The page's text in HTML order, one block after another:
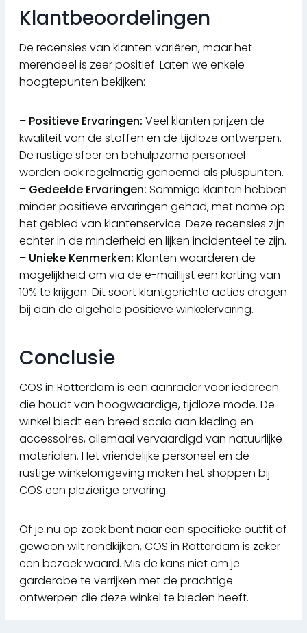
Klantbeoordelingen
De recensies van klanten variëren, maar het
merendeel is zeer positief. Laten we enkele
hoogtepunten bekijken:
– Positieve Ervaringen: Veel klanten prijzen de
kwaliteit van de stoffen en de tijdloze ontwerpen.
De rustige sfeer en behulpzame personeel
worden ook regelmatig genoemd als pluspunten.
– Gedeelde Ervaringen: Sommige klanten hebben
minder positieve ervaringen gehad, met name op
het gebied van klantenservice. Deze recensies zijn
echter in de minderheid en lijken incidenteel te zijn.
– Unieke Kenmerken: Klanten waarderen de
mogelijkheid om via de e-maillijst een korting van
10% te krijgen. Dit soort klantgerichte acties dragen
bij aan de algehele positieve winkelervaring.
Conclusie
COS in Rotterdam is een aanrader voor iedereen
die houdt van hoogwaardige, tijdloze mode. De
winkel biedt een breed scala aan kleding en
accessoires, allemaal vervaardigd van natuurlijke
materialen. Het vriendelijke personeel en de
rustige winkelomgeving maken het shoppen bij
COS een plezierige ervaring.
Of je nu op zoek bent naar een specifieke outfit of
gewoon wilt rondkijken, COS in Rotterdam is zeker
een bezoek waard. Mis de kans niet om je
garderobe te verrijken met de prachtige
ontwerpen die deze winkel te bieden heeft.